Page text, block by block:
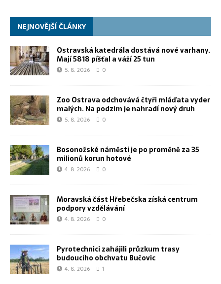
NEJNOVĚJŠÍ ČLÁNKY
Ostravská katedrála dostává nové varhany.
Mají 5818 píšťal a váží 25 tun
5. 8. 2026 0
Zoo Ostrava odchovává čtyři mláďata vyder
malých. Na podzim je nahradí nový druh
5. 8. 2026 0
Bosonožské náměstí je po proměně za 35
milionů korun hotové
4. 8. 2026 0
Moravská část Hřebečska získá centrum
podpory vzdělávání
4. 8. 2026 0
Pyrotechnici zahájili průzkum trasy
budoucího obchvatu Bučovic
4. 8. 2026 1